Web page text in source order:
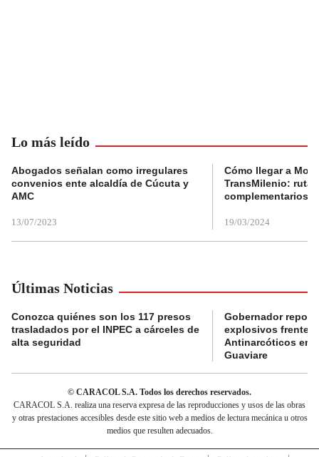
Lo más leído
Abogados señalan como irregulares
convenios ente alcaldía de Cúcuta y
AMC
13/07/2023
Cómo llegar a
TransMilenio:
complementarios
19/03/2024
Últimas Noticias
Conozca quiénes son los 117 presos
trasladados por el INPEC a cárceles de
alta seguridad
Gobernador
explosivos frente a
Antinarcóticos en
Guaviare
© CARACOL S.A. Todos los derechos reservados.
CARACOL S.A. realiza una reserva expresa de las reproducciones y usos de las obras
y otras prestaciones accesibles desde este sitio web a medios de lectura mecánica u otros
medios que resulten adecuados.